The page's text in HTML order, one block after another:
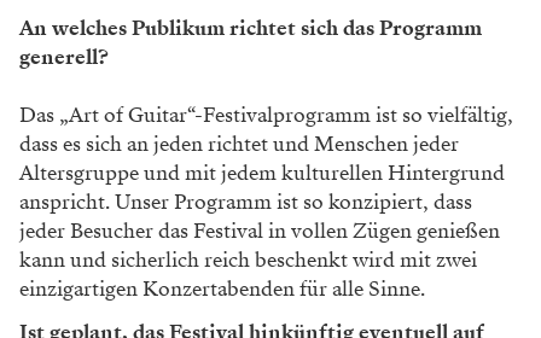
An welches Publikum richtet sich das Programm
generell?
Das „Art of Guitar“-Festivalprogramm ist so vielfältig,
dass es sich an jeden richtet und Menschen jeder
Altersgruppe und mit jedem kulturellen Hintergrund
anspricht. Unser Programm ist so konzipiert, dass
jeder Besucher das Festival in vollen Zügen genießen
kann und sicherlich reich beschenkt wird mit zwei
einzigartigen Konzertabenden für alle Sinne.